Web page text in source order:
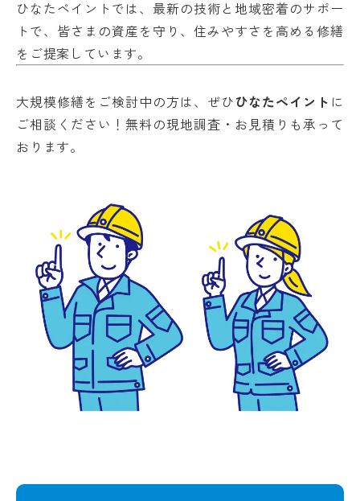
ひなたペイントでは、最新の技術と地域密着のサポー
トで、皆さまの資産を守り、住みやすさを高める修繕
をご提案しています。
大規模修繕をご検討中の方は、ぜひひなたペイント に
ご相談ください！無料の現地調査・お見積りも承って
おります。